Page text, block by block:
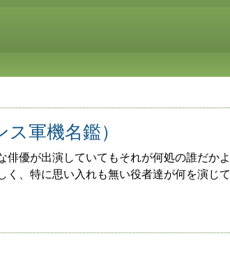
軍機名鑑）
優が出演していてもそれが何処の誰だかよ
く、特に思い入れも無い役者達が何を演じて